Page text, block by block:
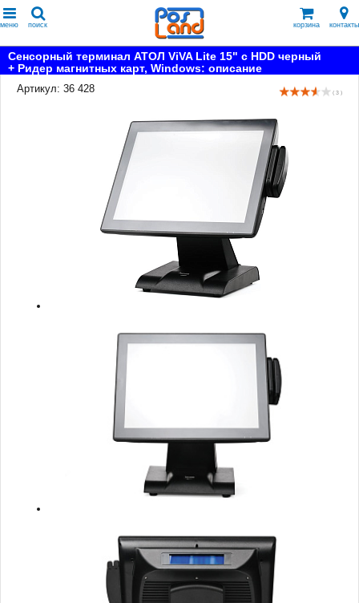
меню поиск корзина контакты
Сенсорный терминал АТОЛ ViVA Lite 15" с HDD черный
+ Ридер магнитных карт, Windows: описание
Артикул: 36 428
( 3 )